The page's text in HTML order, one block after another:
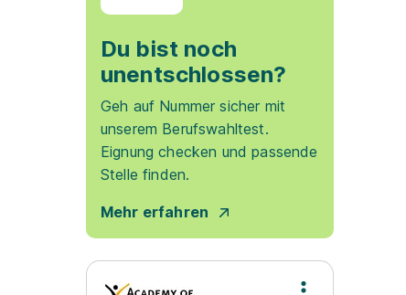
Du bist noch
unentschlossen?
Geh auf Nummer sicher mit
unserem Berufswahltest.
Eignung checken und passende
Stelle finden.
Mehr erfahren